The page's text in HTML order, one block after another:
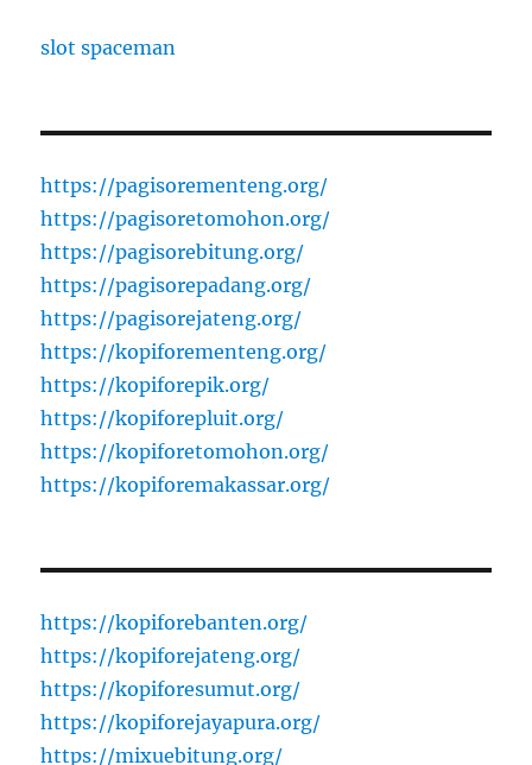
slot spaceman
https://pagisorementeng.org/
https://pagisoretomohon.org/
https://pagisorebitung.org/
https://pagisorepadang.org/
https://pagisorejateng.org/
https://kopiforementeng.org/
https://kopiforepik.org/
https://kopiforepluit.org/
https://kopiforetomohon.org/
https://kopiforemakassar.org/
https://kopiforebanten.org/
https://kopiforejateng.org/
https://kopiforesumut.org/
https://kopiforejayapura.org/
https://mixuebitung.org/